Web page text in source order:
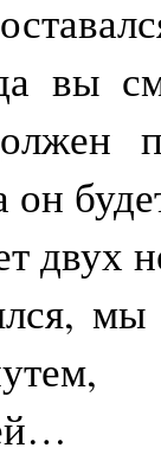
вы
двух
мы